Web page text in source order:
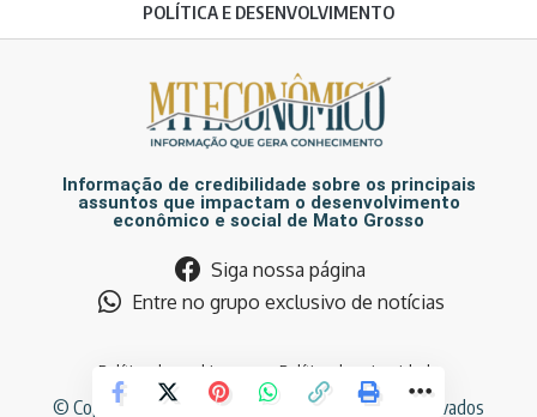
POLÍTICA E DESENVOLVIMENTO
Informação de credibilidade sobre os principais
assuntos que impactam o desenvolvimento
econômico e social de Mato Grosso
Siga nossa página
Entre no grupo exclusivo de notícias
Política de cookies Política de privacidade
© Copyright MT Econômico. Todos os direitos reservados